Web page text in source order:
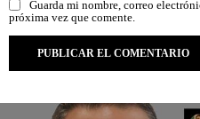
Guarda mi nombre, correo
próxima vez que comente.